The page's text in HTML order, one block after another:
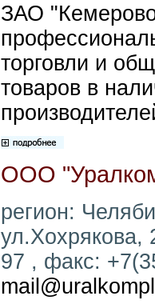
ЗАО
торговли и
товаров в
ООО
регион:
97 , факс: